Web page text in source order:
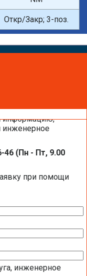
Откр/Закр; 3-поз.
информацию,
инженерное
46 (Пн - Пт, 9.00
при помощи
инженерное
2016 (2,51
BELIMO